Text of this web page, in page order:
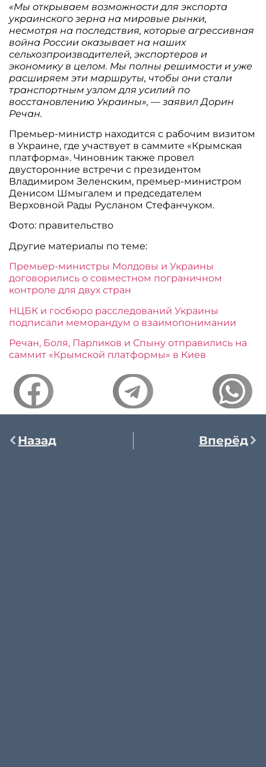
«Мы открываем возможности для экспорта
украинского зерна на мировые рынки,
несмотря на последствия, которые агрессивная
война России оказывает на наших
сельхозпроизводителей, экспортеров и
экономику в целом. Мы полны решимости и уже
расширяем эти маршруты, чтобы они стали
транспортным узлом для усилий по
восстановлению Украины», — заявил Дорин
Речан.
Премьер-министр находится с рабочим визитом
в Украине, где участвует в саммите «Крымская
платформа». Чиновник также провел
двусторонние встречи с президентом
Владимиром Зеленским, премьер-министром
Денисом Шмыгалем и председателем
Верховной Рады Русланом Стефанчуком.
Фото: правительство
Другие материалы по теме:
Премьер-министры Молдовы и Украины
договорились о совместном пограничном
контроле для двух стран
НЦБК и госбюро расследований Украины
подписали меморандум о взаимопонимании
Речан, Боля, Парликов и Спыну отправились на
саммит «Крымской платформы» в Киев
Назад Вперёд